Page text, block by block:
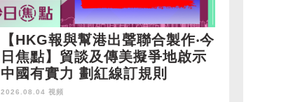
【HKG報與幫港出聲聯合製作‧今
日焦點】貿談及傳美擬爭地啟示
中國有實力 劃紅線訂規則
2026.08.04 視頻